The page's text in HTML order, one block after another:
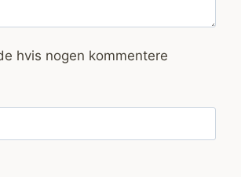
hvis nogen kommentere